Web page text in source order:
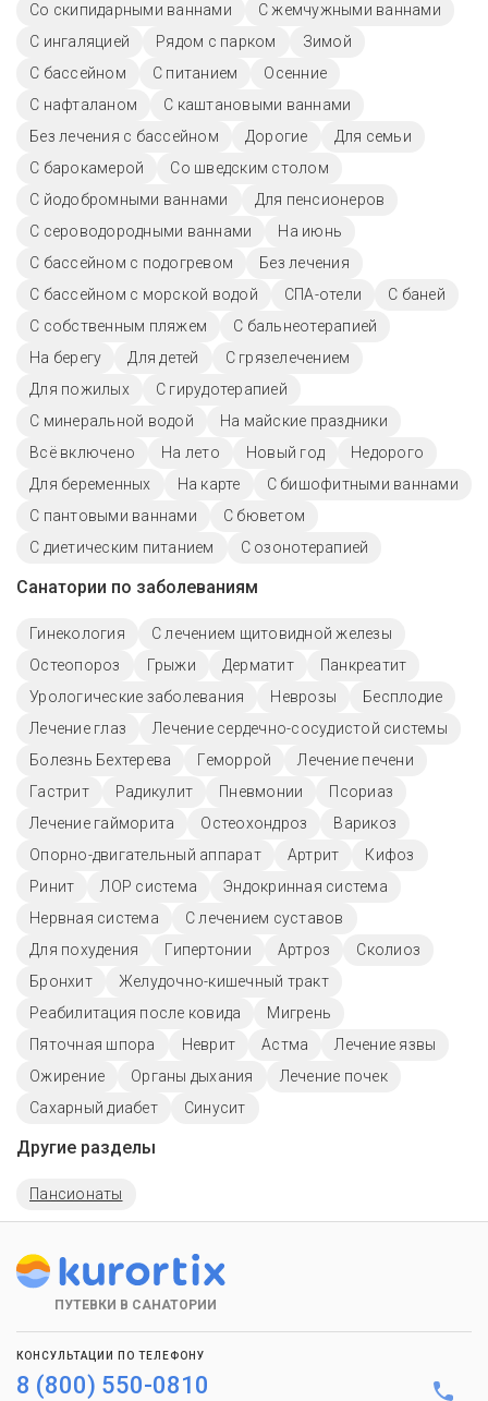
Со скипидарными ваннами
С жемчужными ваннами
С ингаляцией
Рядом с парком
Зимой
C бассейном
С питанием
Осенние
С нафталаном
С каштановыми ваннами
Без лечения с бассейном
Дорогие
Для семьи
С барокамерой
Со шведским столом
С йодобромными ваннами
Для пенсионеров
С сероводородными ваннами
На июнь
С бассейном с подогревом
Без лечения
С бассейном с морской водой
СПА-отели
С баней
С собственным пляжем
С бальнеотерапией
На берегу
Для детей
С грязелечением
Для пожилых
С гирудотерапией
С минеральной водой
На майские праздники
Всё включено
На лето Новый год
Недорого
Для беременных
На карте
С бишофитными ваннами
С пантовыми ваннами
С бюветом
С диетическим питанием
С озонотерапией
Санатории по заболеваниям
Гинекология
С лечением щитовидной железы
Остеопороз
Грыжи Дерматит
Панкреатит
Урологические заболевания
Неврозы
Бесплодие
Лечение глаз
Лечение сердечно-сосудистой системы
Болезнь Бехтерева
Геморрой
Лечение печени
Гастрит
Радикулит Пневмонии
Псориаз
Лечение гайморита
Остеохондроз
Варикоз
Опорно-двигательный аппарат
Артрит
Кифоз
Ринит
ЛОР система
Эндокринная система
Нервная система
С лечением суставов
Для похудения
Гипертонии Артроз
Сколиоз
Бронхит
Желудочно-кишечный тракт
Реабилитация после ковида
Мигрень
Пяточная шпора
Неврит Астма
Лечение язвы
Ожирение
Органы дыхания
Лечение почек
Сахарный диабет
Синусит
Другие разделы
Пансионаты
ПУТЕВКИ В САНАТОРИИ
КОНСУЛЬТАЦИИ ПО ТЕЛЕФОНУ
8 (800) 550-0810